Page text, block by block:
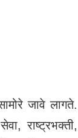
जावे लागते.
राष्ट्रभक्ती,